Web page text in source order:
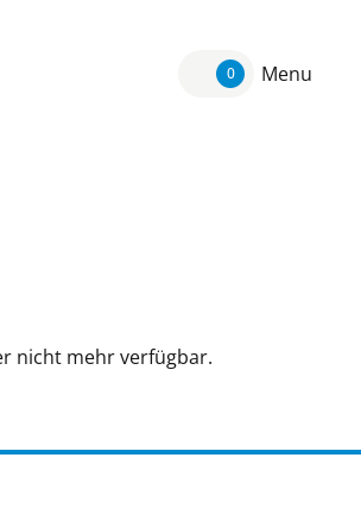
0 Menu
nicht mehr verfügbar.